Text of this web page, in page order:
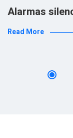
Alarmas
Read More